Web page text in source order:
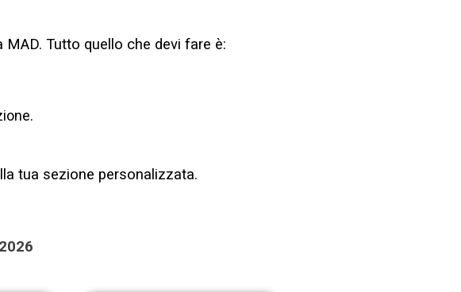
MAD. Tutto quello che devi fare è:
tua sezione personalizzata.